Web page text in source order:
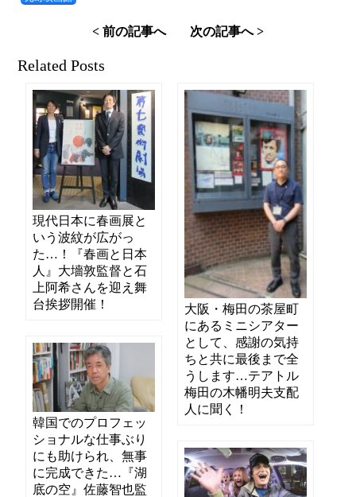
< 前の記事へ 次の記事へ >
Related Posts
現代日本に春画展と
いう波紋が広がっ
た…！『春画と日本
人』大墻敦監督と石
上阿希さんを迎え舞
台挨拶開催！
大阪・梅田の茶屋町
にあるミニシアター
として、感謝の気持
ちと共に最後まで全
うします…テアトル
梅田の木幡明夫支配
人に聞く！
韓国でのプロフェッ
ショナルな仕事ぶり
にも助けられ、無事
に完成できた…『湖
底の空』佐藤智也監